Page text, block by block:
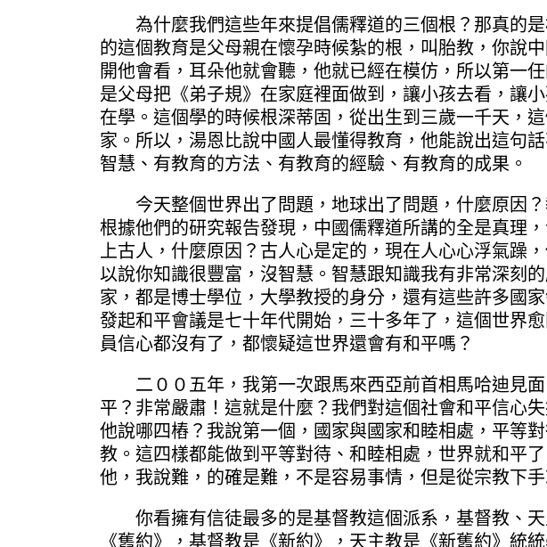
為什麼我們這些年來提倡儒釋道的三個根？那真的是
的這個教育是父母親在懷孕時候紮的根，叫胎教，你說
開他會看，耳朵他就會聽，他就已經在模仿，所以第一
是父母把《弟子規》在家庭裡面做到，讓小孩去看，讓
在學。這個學的時候根深蒂固，從出生到三歲一千天，
家。所以，湯恩比說中國人最懂得教育，他能說出這句
智慧、有教育的方法、有教育的經驗、有教育的成果。
今天整個世界出了問題，地球出了問題，什麼原因？
根據他們的研究報告發現，中國儒釋道所講的全是真理
上古人，什麼原因？古人心是定的，現在人心心浮氣躁
以說你知識很豐富，沒智慧。智慧跟知識我有非常深刻
家，都是博士學位，大學教授的身分，還有這些許多國
發起和平會議是七十年代開始，三十多年了，這個世界
員信心都沒有了，都懷疑這世界還會有和平嗎？
二００五年，我第一次跟馬來西亞前首相馬哈迪見面
平？非常嚴肅！這就是什麼？我們對這個社會和平信心
他說哪四樁？我說第一個，國家與國家和睦相處，平等
教。這四樣都能做到平等對待、和睦相處，世界就和平
他，我說難，的確是難，不是容易事情，但是從宗教下
你看擁有信徒最多的是基督教這個派系，基督教、天
《舊約》，基督教是《新約》，天主教是《新舊約》統